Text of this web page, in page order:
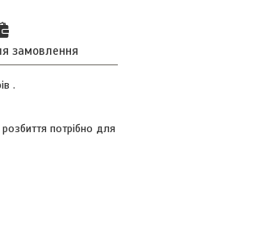
замовлення
.
потрібно для